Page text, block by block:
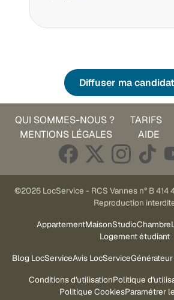
Diffuser ma
QUI SOMMES-NOUS ? TARIFS
MENTIONS LÉGALES
AIDE
©2026 LocService - RCS Vannes n° B 414
Reproduction
AppartementMaisonStudioChambre
Logement étudiant
Blog LocServiceAvis LocService
Conditions d'utilisationPolitique
Politique CookiesParamétrer